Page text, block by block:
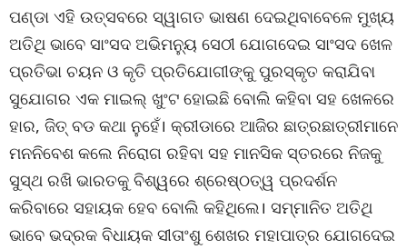
ପଣ୍ଡା ଏହି ଉତ୍ସବରେ ସ୍ୱାଗତ ଭାଷଣ ଦେଇଥିବାବେଳେ ମୁଖ୍ୟ
ଅତିଥି ଭାବେ ସାଂସଦ ଅଭିମନ୍ୟୁ ସେଠୀ ଯୋଗଦେଇ ସାଂସଦ ଖେଳ
ପ୍ରତିଭା ଚୟନ ଓ କୃତି ପ୍ରତିଯୋଗୀଙ୍କୁ ପୁରସ୍କୃତ କରାଯିବା
ସୁଯୋଗର ଏକ ମାଇଲ୍ ଖୁଂଟ ହୋଇଛି ବୋଲି କହିବା ସହ ଖେଳରେ
ହାର, ଜିତ୍ ବଡ କଥା ନୁହେଁ। କ୍ରୀଡାରେ ଆଜିର ଛାତ୍ରଛାତ୍ରୀମାନେ
ମନନିବେଶ କଲେ ନିରୋଗ ରହିବା ସହ ମାନସିକ ସ୍ତରରେ ନିଜକୁ
ସୁସ୍ଥ ରଖି ଭାରତକୁ ବିଶ୍ୱରେ ଶ୍ରେଷ୍ଠତ୍ୱ ପ୍ରଦର୍ଶନ
କରିବାରେ ସହାୟକ ହେବ ବୋଲି କହିଥିଲେ। ସମ୍ମାନିତ ଅତିଥି
ଭାବେ ଭଦ୍ରକ ବିଧାୟକ ସୀତାଂଶୁ ଶେଖର ମହାପାତ୍ର ଯୋଗଦେଇ